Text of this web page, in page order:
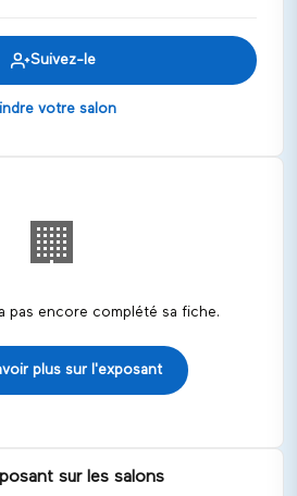
Suivez-le
votre salon
🏢
pas encore complété sa fiche.
plus sur l'exposant
sur les salons